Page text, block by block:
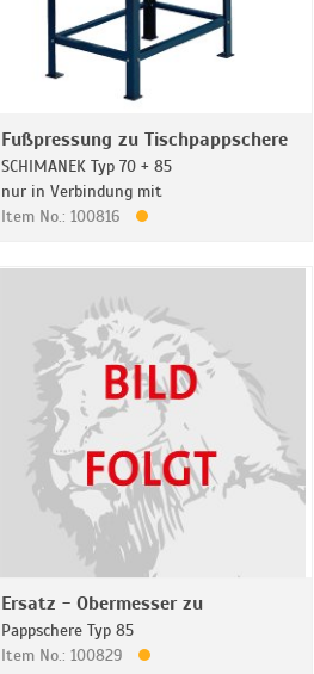
Fußpressung zu Tischpappschere
SCHIMANEK Typ 70 + 85
nur in Verbindung mit
Item No.: 100816
Ersatz - Obermesser zu
Pappschere Typ 85
Item No.: 100829